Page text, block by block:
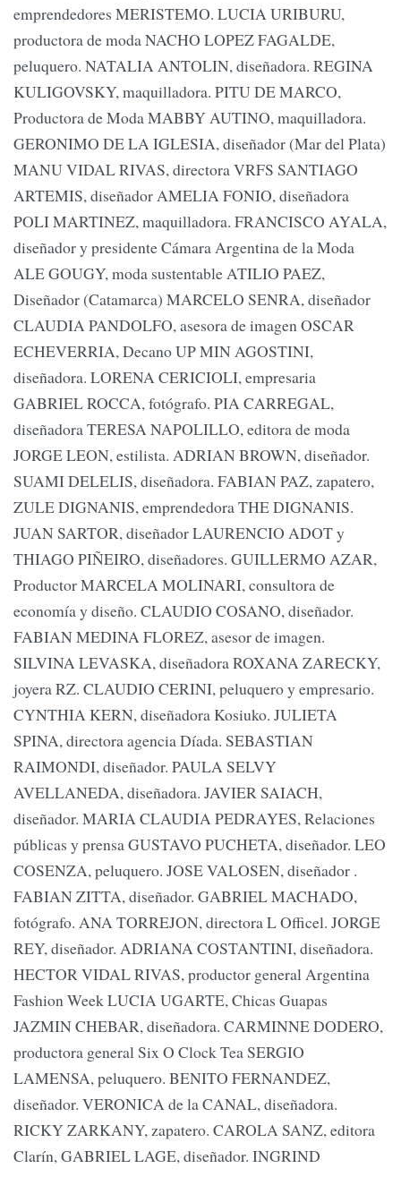
emprendedores MERISTEMO. LUCIA URIBURU,
productora de moda NACHO LOPEZ FAGALDE,
peluquero. NATALIA ANTOLIN, diseñadora. REGINA
KULIGOVSKY, maquilladora. PITU DE MARCO,
Productora de Moda MABBY AUTINO, maquilladora.
GERONIMO DE LA IGLESIA, diseñador (Mar del Plata)
MANU VIDAL RIVAS, directora VRFS SANTIAGO
ARTEMIS, diseñador AMELIA FONIO, diseñadora
POLI MARTINEZ, maquilladora. FRANCISCO AYALA,
diseñador y presidente Cámara Argentina de la Moda
ALE GOUGY, moda sustentable ATILIO PAEZ,
Diseñador (Catamarca) MARCELO SENRA, diseñador
CLAUDIA PANDOLFO, asesora de imagen OSCAR
ECHEVERRIA, Decano UP MIN AGOSTINI,
diseñadora. LORENA CERICIOLI, empresaria
GABRIEL ROCCA, fotógrafo. PIA CARREGAL,
diseñadora TERESA NAPOLILLO, editora de moda
JORGE LEON, estilista. ADRIAN BROWN, diseñador.
SUAMI DELELIS, diseñadora. FABIAN PAZ, zapatero,
ZULE DIGNANIS, emprendedora THE DIGNANIS.
JUAN SARTOR, diseñador LAURENCIO ADOT y
THIAGO PIÑEIRO, diseñadores. GUILLERMO AZAR,
Productor MARCELA MOLINARI, consultora de
economía y diseño. CLAUDIO COSANO, diseñador.
FABIAN MEDINA FLOREZ, asesor de imagen.
SILVINA LEVASKA, diseñadora ROXANA ZARECKY,
joyera RZ. CLAUDIO CERINI, peluquero y empresario.
CYNTHIA KERN, diseñadora Kosiuko. JULIETA
SPINA, directora agencia Díada. SEBASTIAN
RAIMONDI, diseñador. PAULA SELVY
AVELLANEDA, diseñadora. JAVIER SAIACH,
diseñador. MARIA CLAUDIA PEDRAYES, Relaciones
públicas y prensa GUSTAVO PUCHETA, diseñador. LEO
COSENZA, peluquero. JOSE VALOSEN, diseñador .
FABIAN ZITTA, diseñador. GABRIEL MACHADO,
fotógrafo. ANA TORREJON, directora L Officel. JORGE
REY, diseñador. ADRIANA COSTANTINI, diseñadora.
HECTOR VIDAL RIVAS, productor general Argentina
Fashion Week LUCIA UGARTE, Chicas Guapas
JAZMIN CHEBAR, diseñadora. CARMINNE DODERO,
productora general Six O Clock Tea SERGIO
LAMENSA, peluquero. BENITO FERNANDEZ,
diseñador. VERONICA de la CANAL, diseñadora.
RICKY ZARKANY, zapatero. CAROLA SANZ, editora
Clarín, GABRIEL LAGE, diseñador. INGRIND